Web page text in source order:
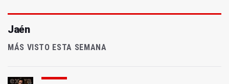
Jaén
MÁS VISTO ESTA SEMANA